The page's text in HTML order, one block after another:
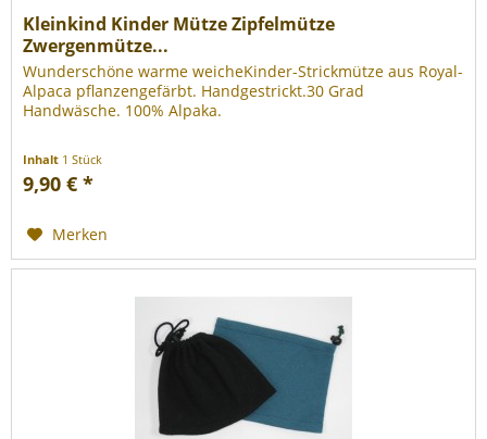
Kleinkind Kinder Mütze Zipfelmütze
Zwergenmütze...
Wunderschöne warme weicheKinder-Strickmütze aus Royal-
Alpaca pflanzengefärbt. Handgestrickt.30 Grad
Handwäsche. 100% Alpaka.
Inhalt 1 Stück
9,90 € *
Merken